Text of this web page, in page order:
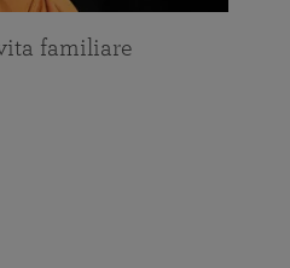
familiare